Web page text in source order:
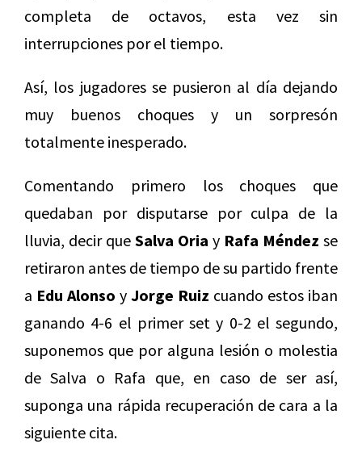
completa de octavos, esta vez sin
interrupciones por el tiempo.
Así, los jugadores se pusieron al día dejando
muy buenos choques y un sorpresón
totalmente inesperado.
Comentando primero los choques que
quedaban por disputarse por culpa de la
lluvia, decir que Salva Oria y Rafa Méndez se
retiraron antes de tiempo de su partido frente
a Edu Alonso y Jorge Ruiz cuando estos iban
ganando 4-6 el primer set y 0-2 el segundo,
suponemos que por alguna lesión o molestia
de Salva o Rafa que, en caso de ser así,
suponga una rápida recuperación de cara a la
siguiente cita.